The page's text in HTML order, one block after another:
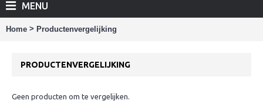
MENU
Home > Productenvergelijking
PRODUCTENVERGELIJKING
Geen producten om te vergelijken.